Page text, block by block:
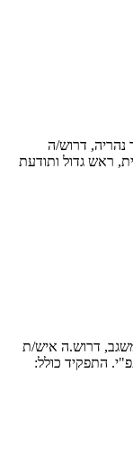
נהריה, דרוש/ה
ראש גדול ותודעת
דרוש.ה איש/ת
התפקיד כולל: